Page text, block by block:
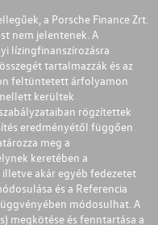
a Porsche Finance Zrt.
nem jelentenek. A
lízingfinanszírozásra
tartalmazzák és az
feltüntetett árfolyamon
kerültek
rögzítettek
eredményétől függően
meg a
keretében a
akár egyéb fedezetet
és a Referencia
módosulhat. A
megkötése és fenntartása a